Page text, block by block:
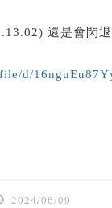
還是會閃
d/
2024/06/09